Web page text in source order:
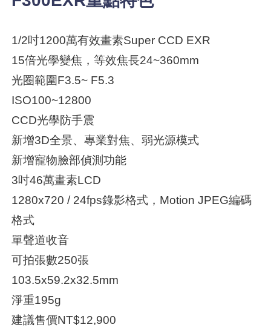
1/2吋1200萬有效畫素Super CCD EXR
15倍光學變焦，等效焦長24~360mm
光圈範圍F3.5~ F5.3
ISO100~12800
CCD光學防手震
新增3D全景、專業對焦、弱光源模式
新增寵物臉部偵測功能
3吋46萬畫素LCD
1280x720 / 24fps錄影格式，Motion JPEG編碼
格式
單聲道收音
可拍張數250張
103.5x59.2x32.5mm
淨重195g
建議售價NT$12,900